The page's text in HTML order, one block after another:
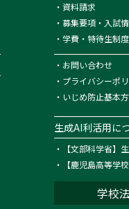
・ 資料請求
・ 募集要項・入試
・ 学費・特待生制度
・ お問い合わせ
・ プライバシーポ
・ いじめ防止基本
生成AI利活用に
・
【文部科学省】
・
【鹿児島高等学
学校